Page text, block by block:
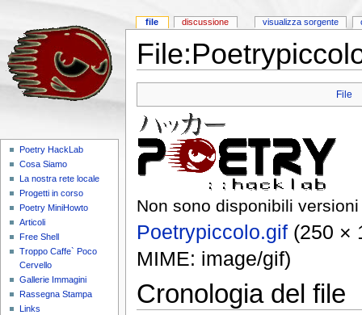
File
Non sono disponibili
Poetrypiccolo.gif (250 ×
MIME: image/gif)
Cronologia del file
file discussione visualizza sorgente
Poetry HackLab
Cosa Siamo
La nostra rete locale
Progetti in corso
Poetry MiniHowto
Articoli
Free Shell
Troppo Caffe` Poco
Cervello
Gallerie Immagini
Rassegna Stampa
Links